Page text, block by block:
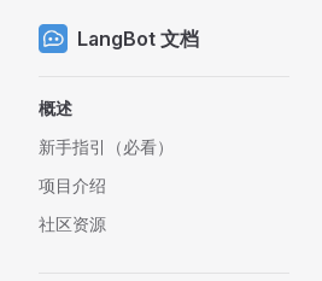
Skip to content
LangBot 文档
概述
新手指引（必看）
项目介绍
社区资源